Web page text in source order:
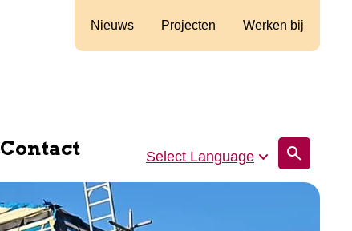
Contact Select Language search
Nieuws Projecten Werken bij